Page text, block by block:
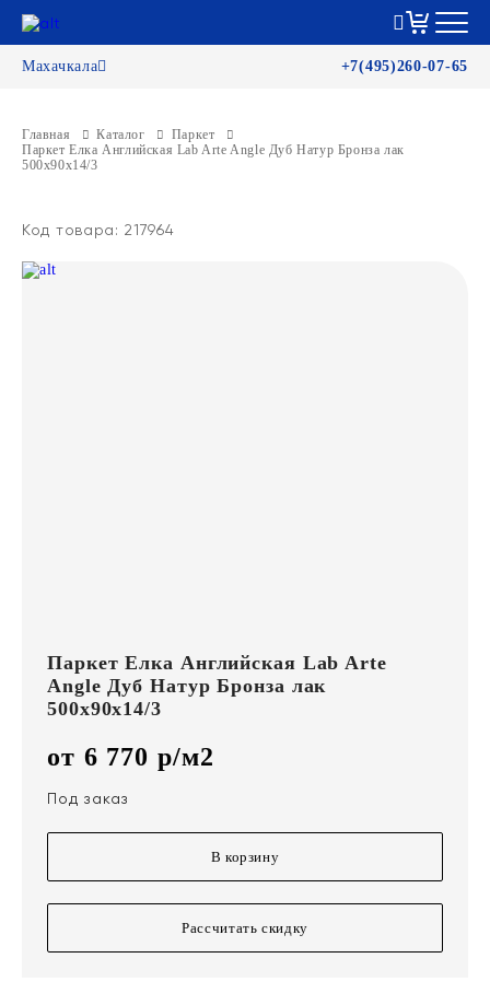
Махачкала +7(495)260-07-65
Главная Каталог
Паркет
Паркет Елка Английская Lab Arte Angle Дуб Натур Бронза лак
500х90х14/3
Код товара: 217964
Паркет Елка Английская Lab Arte
Angle Дуб Натур Бронза лак
500х90х14/3
от 6 770 р/м2
Под заказ
В корзину
Рассчитать скидку